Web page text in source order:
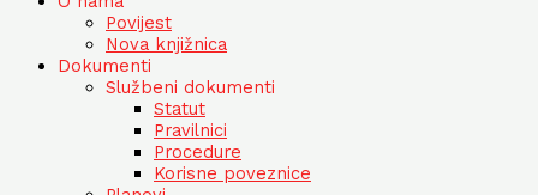
Povijest
Nova knjižnica
Dokumenti
Službeni dokumenti
Statut
Pravilnici
Procedure
Korisne poveznice